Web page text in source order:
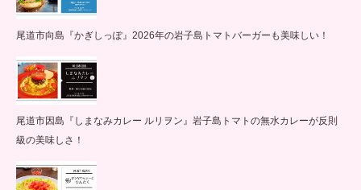
尾道市向島『かぎしっぽ』2026年の岩子島トマトバーガーも美味しい！
尾道市因島『しまなみカレー ルリヲン』岩子島トマトの無水カレーが反則
級の美味しさ！